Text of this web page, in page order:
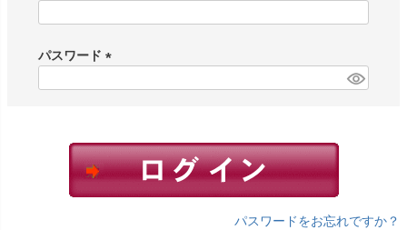
)
パスワード
パスワードをお忘れですか？